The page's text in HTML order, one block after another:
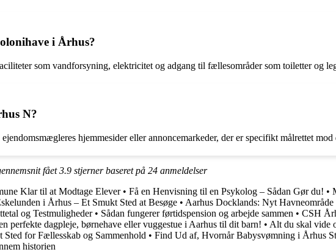
i Århus?
som vandforsyning, elektricitet og adgang til fællesområder som toiletter og
N?
hjemmesider eller annoncemarkeder, der er specifikt målrettet mod
fået3.9 stjerner baseret på 24 anmeldelser
Klar til at Modtage Elever• Få en Henvisning til en Psykolog – Sådan Gør du! •
i Århus – Et Smukt Sted at Besøge • Aarhus Docklands: Nyt
og Testmuligheder• Sådan fungerer førtidspension og arbejde sammen • CSH
perfekte dagpleje, børnehave eller vuggestue i Aarhus til dit barn! • Alt du skal vide
Sted for Fællesskab og Sammenhold • Find Ud af, Hvornår Babysvømning i Århus
historien